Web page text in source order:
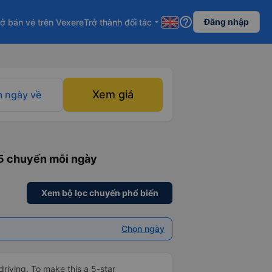
bán vé trên VexereTrở thành đối tác arrow_drop_down help_outline Đăng nhập
ngày về Xem giá
chuyến mỗi ngày
Xem bộ lọc chuyến phổ biến
Chọn ngày
To make this a 5-star